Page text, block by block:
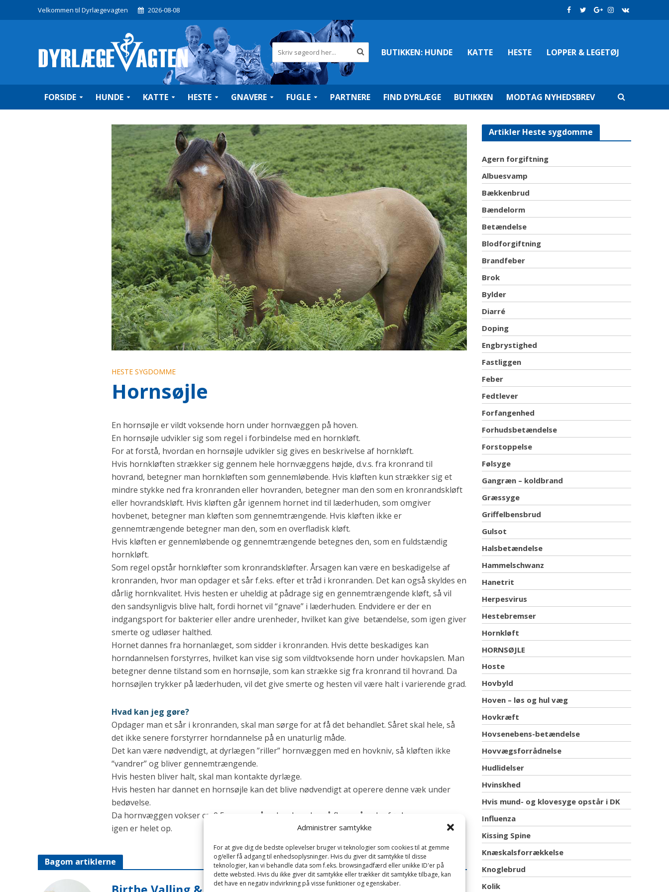
Administrer samtykke
For at give dig de bedste oplevelser bruger vi teknologier som cookies til at gemme
og/eller få adgang til enhedsoplysninger. Hvis du giver dit samtykke til disse
teknologier, kan vi behandle data som f.eks. browsingadfærd eller unikke ID'er på
dette websted. Hvis du ikke giver dit samtykke eller trækker dit samtykke tilbage, kan
det have en negativ indvirkning på visse funktioner og egenskaber.
Velkommen til Dyrlægevagten 2026-08-08
BUTIKKEN:HUNDE KATTE HESTE LOPPER & LEGETØJ
FORSIDE HUNDE KATTE HESTE GNAVERE FUGLE PARTNERE FIND DYRLÆGE BUTIKKEN MODTAG NYHEDSBREV
HESTE SYGDOMME
Hornsøjle
En hornsøjle er vildt voksende horn under hornvæggen på hoven.
En hornsøjle udvikler sig som regel i forbindelse med en hornkløft.
For at forstå, hvordan en hornsøjle udvikler sig gives en beskrivelse af hornkløft.
Hvis hornkløften strækker sig gennem hele hornvæggens højde, d.v.s. fra kronrand til
hovrand, betegner man hornkløften som gennemløbende. Hvis kløften kun strækker sig et
mindre stykke ned fra kronranden eller hovranden, betegner man den som en kronrandskløft
eller hovrandskløft. Hvis kløften går igennem hornet ind til læderhuden, som omgiver
hovbenet, betegner man kløften som gennemtrængende. Hvis kløften ikke er
gennemtrængende betegner man den, som en overfladisk kløft.
Hvis kløften er gennemløbende og gennemtrængende betegnes den, som en fuldstændig
hornkløft.
Som regel opstår hornkløfter som kronrandskløfter. Årsagen kan være en beskadigelse af
kronranden, hvor man opdager et sår f.eks. efter et tråd i kronranden. Det kan også skyldes en
dårlig hornkvalitet. Hvis hesten er uheldig at pådrage sig en gennemtrængende kløft, så vil
den sandsynligvis blive halt, fordi hornet vil “gnave” i læderhuden. Endvidere er der en
indgangsport for bakterier eller andre urenheder, hvilket kan give betændelse, som igen giver
smerte og udløser halthed.
Hornet dannes fra hornanlæget, som sidder i kronranden. Hvis dette beskadiges kan
horndannelsen forstyrres, hvilket kan vise sig som vildtvoksende horn under hovkapslen. Man
betegner denne tilstand som en hornsøjle, som kan strække sig fra kronrand til hovrand. Da
hornsøjlen trykker på læderhuden, vil det give smerte og hesten vil være halt i varierende grad.
Hvad kan jeg gøre?
Opdager man et sår i kronranden, skal man sørge for at få det behandlet. Såret skal hele, så
det ikke senere forstyrrer horndannelse på en unaturlig måde.
Det kan være nødvendigt, at dyrlægen ”riller” hornvæggen med en hovkniv, så kløften ikke
“vandrer” og bliver gennemtrængende.
Hvis hesten bliver halt, skal man kontakte dyrlæge.
Hvis hesten har dannet en hornsøjle kan det blive nødvendigt at operere denne væk under
bedøvelse.
Da hornvæggen vokser ca. 0,5 cm om måneden, kan der gå flere måneder før hornvæggen
igen er helet op.
Bagom artiklerne
Artikler Heste sygdomme
Agern forgiftning
Albuesvamp
Bækkenbrud
Bændelorm
Betændelse
Blodforgiftning
Brandfeber
Brok
Bylder
Diarré
Doping
Engbrystighed
Fastliggen
Feber
Fedtlever
Forfangenhed
Forhudsbetændelse
Forstoppelse
Følsyge
Gangræn – koldbrand
Græssyge
Griffelbensbrud
Gulsot
Halsbetændelse
Hammelschwanz
Hanetrit
Herpesvirus
Hestebremser
Hornkløft
HORNSØJLE
Hoste
Hovbyld
Hoven – løs og hul væg
Hovkræft
Hovsenebens-betændelse
Hovvægsforrådnelse
Hudlidelser
Hvinskhed
Hvis mund- og klovesyge opstår i DK
Influenza
Kissing Spine
Knæskalsforrækkelse
Knoglebrud
Kolik